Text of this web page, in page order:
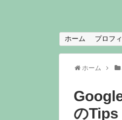
ホーム プロフ
ホーム
のTips